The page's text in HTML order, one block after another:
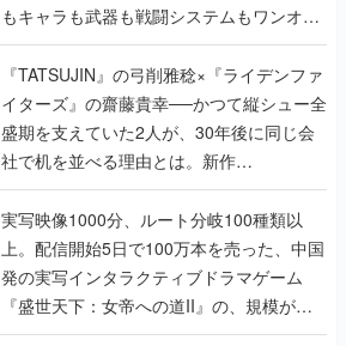
イターズ』の齋藤貴幸──かつて縦シュー全
盛期を支えていた2人が、30年後に同じ会
社で机を並べる理由とは。新作
『TATSUJIN EXTREME』で初タッグを組
んだレジェンド2人に訊く開発秘話
実写映像1000分、ルート分岐100種類以
上。配信開始5日で100万本を売った、中国
発の実写インタラクティブドラマゲーム
『盛世天下：女帝への道II』の、規模が違
うこだわりをプロデューサーに聞いた
半年でアプリストアをオープン？ スマホア
プリの“代替ストア”として、わずか6ヵ月で
国内向けローンチを行った発見型ストア